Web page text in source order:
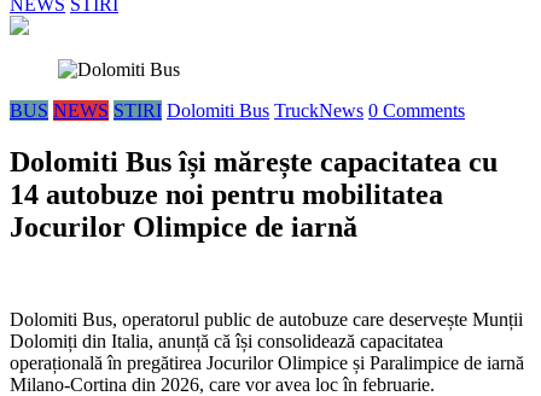
NEWS STIRI
BUS NEWS STIRI Dolomiti Bus TruckNews 0 Comments
Dolomiti Bus își mărește capacitatea cu
14 autobuze noi pentru mobilitatea
Jocurilor Olimpice de iarnă
Dolomiti Bus, operatorul public de autobuze care deservește Munții
Dolomiți din Italia, anunță că își consolidează capacitatea
operațională în pregătirea Jocurilor Olimpice și Paralimpice de iarnă
Milano-Cortina din 2026, care vor avea loc în februarie.